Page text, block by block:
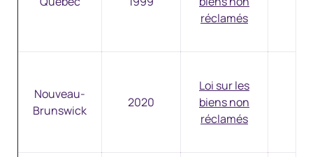
réclamés
Nouveau-
Brunswick
2020
Loi sur les
biens non
réclamés